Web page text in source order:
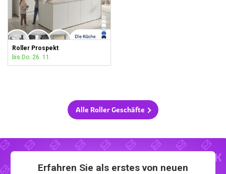
Roller Prospekt
bis Do. 26. 11.
Alle Roller Geschäfte
Erfahren Sie als erstes von neuen